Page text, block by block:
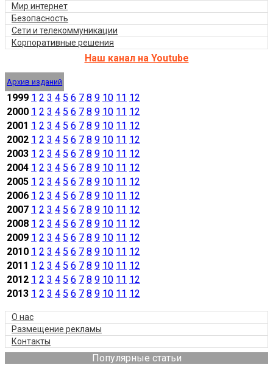
Мир интернет
Безопасность
Сети и телекоммуникации
Корпоративные решения
Наш канал на Youtube
Архив изданий
1999 1 2 3 4 5 6 7 8 9 10 11 12
2000 1 2 3 4 5 6 7 8 9 10 11 12
2001 1 2 3 4 5 6 7 8 9 10 11 12
2002 1 2 3 4 5 6 7 8 9 10 11 12
2003 1 2 3 4 5 6 7 8 9 10 11 12
2004 1 2 3 4 5 6 7 8 9 10 11 12
2005 1 2 3 4 5 6 7 8 9 10 11 12
2006 1 2 3 4 5 6 7 8 9 10 11 12
2007 1 2 3 4 5 6 7 8 9 10 11 12
2008 1 2 3 4 5 6 7 8 9 10 11 12
2009 1 2 3 4 5 6 7 8 9 10 11 12
2010 1 2 3 4 5 6 7 8 9 10 11 12
2011 1 2 3 4 5 6 7 8 9 10 11 12
2012 1 2 3 4 5 6 7 8 9 10 11 12
2013 1 2 3 4 5 6 7 8 9 10 11 12
О нас
Размещение рекламы
Контакты
Популярные статьи